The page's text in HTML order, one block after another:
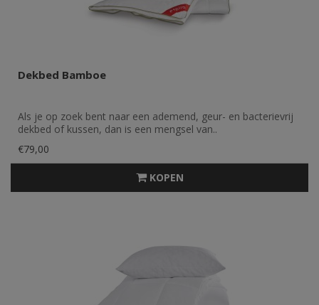
Dekbed Bamboe
Als je op zoek bent naar een ademend, geur- en bacterievrij
dekbed of kussen, dan is een mengsel van..
€79,00
KOPEN